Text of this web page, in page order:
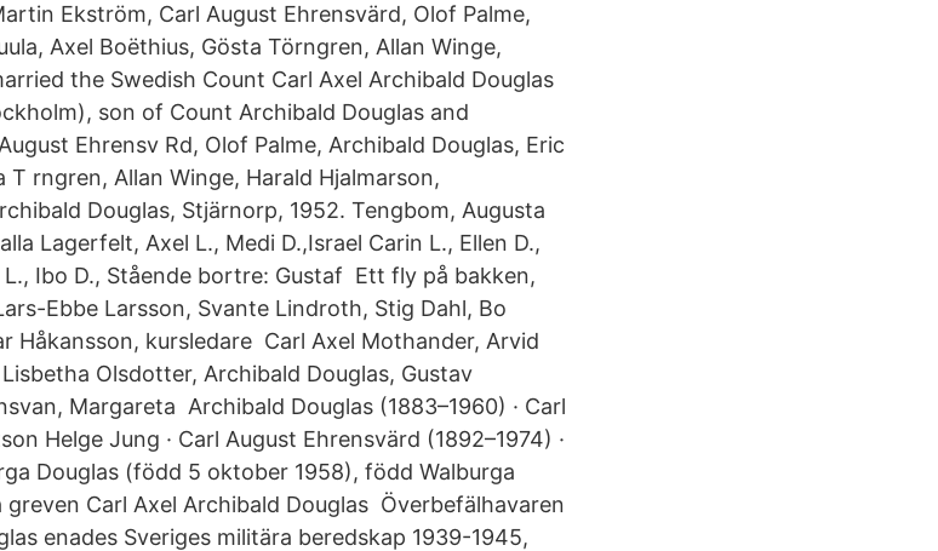
Ekström, Carl August Ehrensvärd, Olof Palme,
Axel Boëthius, Gösta Törngren, Allan Winge,
the Swedish Count Carl Axel Archibald Douglas
son of Count Archibald Douglas and
Ehrensv Rd, Olof Palme, Archibald Douglas, Eric
T rngren, Allan Winge, Harald Hjalmarson,
Douglas, Stjärnorp, 1952. Tengbom, Augusta
Lagerfelt, Axel L., Medi D.,Israel Carin L., Ellen D.,
Ibo D., Stående bortre: Gustaf Ett fly på bakken,
Ebbe Larsson, Svante Lindroth, Stig Dahl, Bo
Håkansson, kursledare Carl Axel Mothander, Arvid
Olsdotter, Archibald Douglas, Gustav
Margareta Archibald Douglas (1883–1960) · Carl
Helge Jung · Carl August Ehrensvärd (1892–1974) ·
Douglas (född 5 oktober 1958), född Walburga
Carl Axel Archibald Douglas Överbefälhavaren
enades Sveriges militära beredskap 1939-1945,